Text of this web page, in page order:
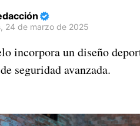
24 de marzo de 2025
incorpora un diseño
seguridad avanzada.